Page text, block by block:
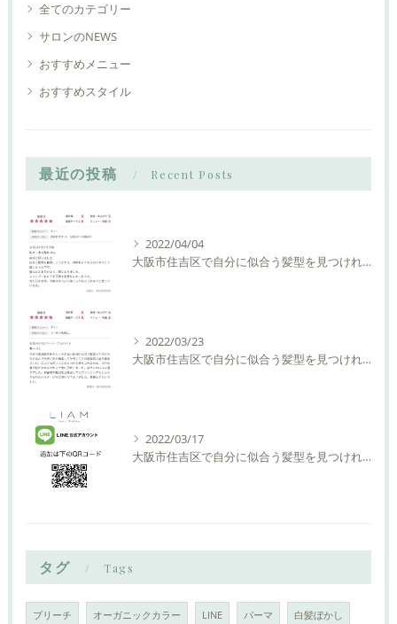
全てのカテゴリー
サロンのNEWS
おすすめメニュー
おすすめスタイル
最近の投稿 Recent Posts
2022/04/04
大阪市住吉区で自分に似合う髪型を見つけれる美容室ーLIAM hair Relaxーリアムヘアーリラックス
2022/03/23
大阪市住吉区で自分に似合う髪型を見つけれる美容室ーLIAM hair Relaxーリアムヘアーリラックス
2022/03/17
大阪市住吉区で自分に似合う髪型を見つけれる美容室ーLIAM hair Relaxーリアムヘアーリラックス
タグ Tags
ブリーチ オーガニックカラー LINE パーマ 白髪ぼかし